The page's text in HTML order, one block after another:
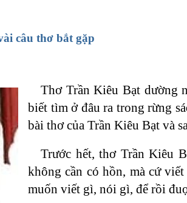
câu thơ bắt gặp
Thơ Trần Kiêu Bạt dường
biết tìm ở đâu ra trong rừng
bài thơ của Trần Kiêu Bạt và
Trước hết, thơ Trần Kiêu
không cần có hồn, mà cứ
muốn viết gì, nói gì, để rồi